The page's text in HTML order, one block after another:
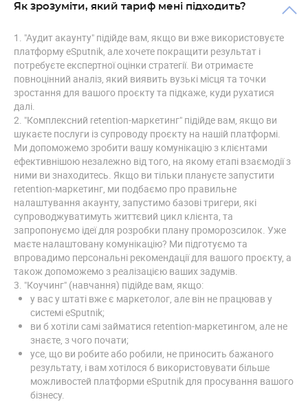
Як зрозуміти, який тариф мені підходить?
1. "Аудит акаунту" підійде вам, якщо ви вже використовуєте
платформу eSputnik, але хочете покращити результат і
потребуєте експертної оцінки стратегії. Ви отримаєте
повноцінний аналіз, який виявить вузькі місця та точки
зростання для вашого проєкту та підкаже, куди рухатися
далі.
2. "Комплексний retention-маркетинг" підійде вам, якщо ви
шукаєте послуги із супроводу проєкту на нашій платформі.
Ми допоможемо зробити вашу комунікацію з клієнтами
ефективнішою незалежно від того, на якому етапі взаємодії з
ними ви знаходитесь. Якщо ви тільки плануєте запустити
retention-маркетинг, ми подбаємо про правильне
налаштування акаунту, запустимо базові тригери, які
супроводжуватимуть життєвий цикл клієнта, та
запропонуємо ідеї для розробки плану проморозсилок. Уже
маєте налаштовану комунікацію? Ми підготуємо та
впровадимо персональні рекомендації для вашого проєкту, а
також допоможемо з реалізацією ваших задумів.
3. "Коучинг" (навчання) підійде вам, якщо:
у вас у штаті вже є маркетолог, але він не працював у
системі eSputnik;
ви б хотіли самі займатися retention-маркетингом, але не
знаєте, з чого почати;
усе, що ви робите або робили, не приносить бажаного
результату, і вам хотілося б використовувати більше
можливостей платформи eSputnik для просування вашого
бізнесу.